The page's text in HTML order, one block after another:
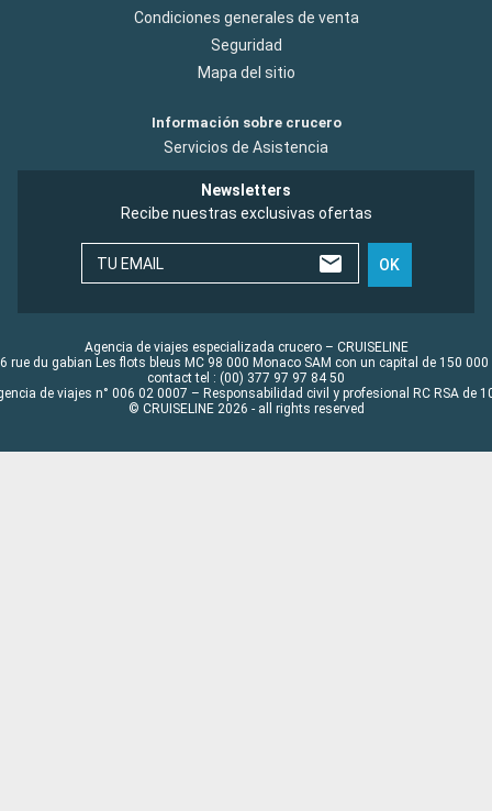
Condiciones generales de venta
Seguridad
Mapa del sitio
Información sobre crucero
Servicios de Asistencia
Newsletters
Recibe nuestras exclusivas ofertas
TU EMAIL OK
Agencia de viajes especializada crucero – CRUISELINE
rue du gabian Les flots bleus MC 98 000 Monaco SAM con un capital de 150 000
contact tel : (00) 377 97 97 84 50
de viajes n° 006 02 0007 – Responsabilidad civil y profesional RC RSA de
© CRUISELINE 2026 - all rights reserved